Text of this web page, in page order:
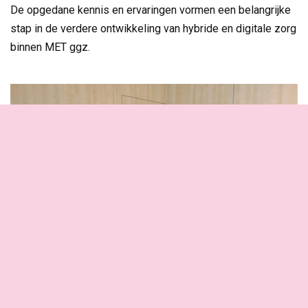
De opgedane kennis en ervaringen vormen een belangrijke
stap in de verdere ontwikkeling van hybride en digitale zorg
binnen MET ggz.